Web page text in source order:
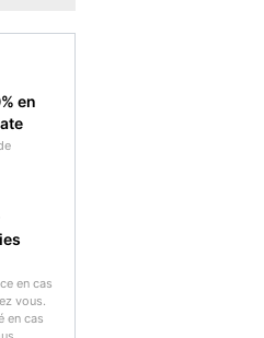
en
en cas
vous.
en cas